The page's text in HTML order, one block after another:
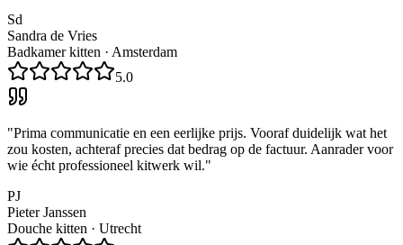
Sd
Sandra de Vries
Badkamer kitten · Amsterdam
5.0
"Prima communicatie en een eerlijke prijs. Vooraf duidelijk wat het
zou kosten, achteraf precies dat bedrag op de factuur. Aanrader voor
wie écht professioneel kitwerk wil."
PJ
Pieter Janssen
Douche kitten · Utrecht